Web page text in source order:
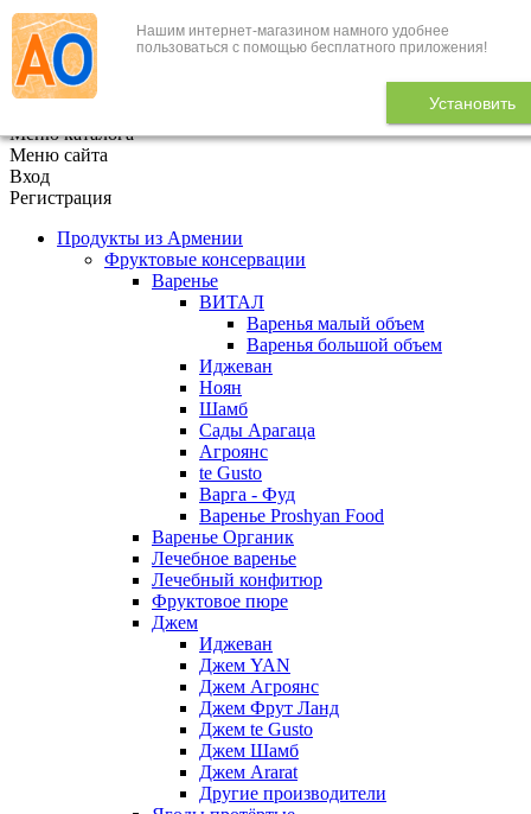
Нашим интернет-магазином намного удобнее
пользоваться с помощью бесплатного приложения!
Установить
+7 (495) 646-888-1
В корзине 0
Меню каталога
Меню сайта
Вход
Регистрация
Продукты из Армении
Фруктовые консервации
Варенье
ВИТАЛ
Варенья малый объем
Варенья большой объем
Иджеван
Ноян
Шамб
Сады Арагаца
Агроянс
te Gusto
Варга - Фуд
Варенье Proshyan Food
Варенье Органик
Лечебное варенье
Лечебный конфитюр
Фруктовое пюре
Джем
Иджеван
Джем YAN
Джем Агроянс
Джем Фрут Ланд
Джем te Gusto
Джем Шамб
Джем Ararat
Другие производители